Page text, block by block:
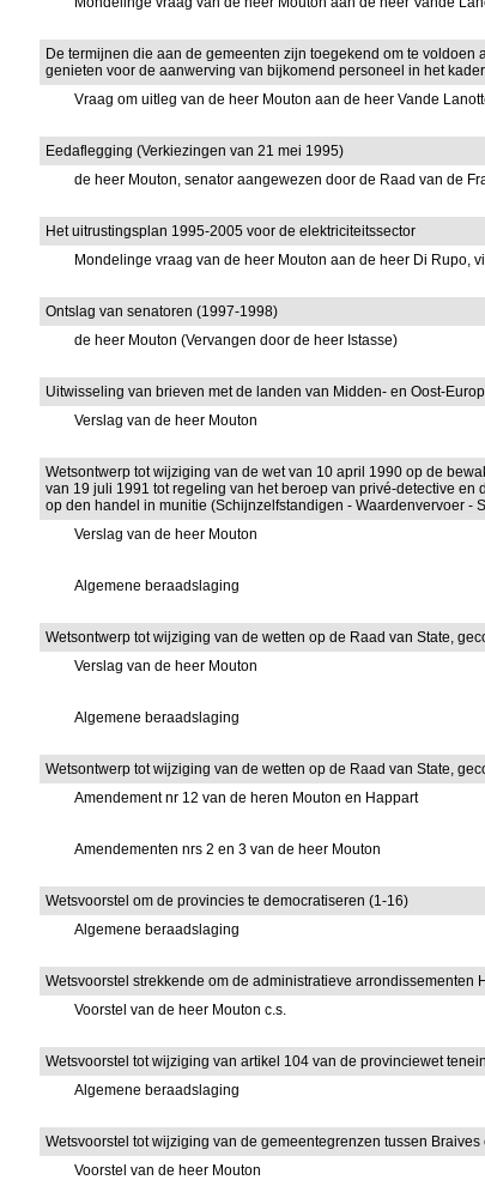
De termijnen die aan de gemeenten zijn toegekend om te
genieten voor de aanwerving van bijkomend personeel in het
Vraag om uitleg van de heer Mouton aan de heer Vande
Eedaflegging (Verkiezingen van 21 mei 1995)
de heer Mouton, senator aangewezen door de Raad van de
Het uitrustingsplan 1995-2005 voor de elektriciteitssector
Mondelinge vraag van de heer Mouton aan de heer Di Rupo,
Ontslag van senatoren (1997-1998)
de heer Mouton (Vervangen door de heer Istasse)
Uitwisseling van brieven met de landen van Midden- en Oost-
Verslag van de heer Mouton
Wetsontwerp tot wijziging van de wet van 10 april 1990 op de
van 19 juli 1991 tot regeling van het beroep van privé-detective
op den handel in munitie (Schijnzelfstandigen - Waardenvervoer -
Verslag van de heer Mouton
Algemene beraadslaging
Wetsontwerp tot wijziging van de wetten op de Raad van State,
Verslag van de heer Mouton
Algemene beraadslaging
Wetsontwerp tot wijziging van de wetten op de Raad van State,
Amendement nr 12 van de heren Mouton en Happart
Amendementen nrs 2 en 3 van de heer Mouton
Wetsvoorstel om de provincies te democratiseren (1-16)
Algemene beraadslaging
Wetsvoorstel strekkende om de administratieve
Voorstel van de heer Mouton c.s.
Wetsvoorstel tot wijziging van artikel 104 van de provinciewet
Algemene beraadslaging
Wetsvoorstel tot wijziging van de gemeentegrenzen tussen
Voorstel van de heer Mouton